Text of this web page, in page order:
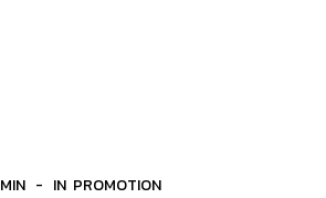
IN PROMOTION